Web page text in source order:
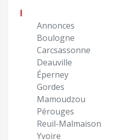
Annonces
Boulogne
Carcsassonne
Deauville
Éperney
Gordes
Mamoudzou
Pérouges
Reuil-Malmaison
Yvoire